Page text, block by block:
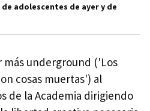
adolescentes de ayer y de
más underground ('Los
cosas muertas') al
de la Academia dirigiendo